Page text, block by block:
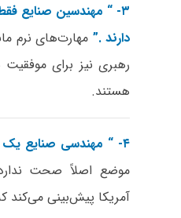
۳- “
مهندسین صنایع
دارند .” مهارت‌های نرم
رهبری نیز برای
هستند.
۴- “ مهندسی صنایع
موضع اصلاً صحت
آمریکا پیش‌بینی می‌کند